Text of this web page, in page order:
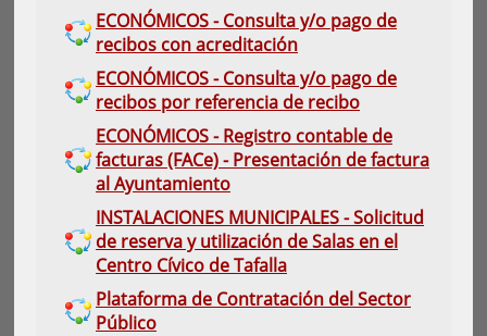
ECONÓMICOS - Consulta y/o pago de
recibos con acreditación
ECONÓMICOS - Consulta y/o pago de
recibos por referencia de recibo
ECONÓMICOS - Registro contable de
facturas (FACe) - Presentación de factura
al Ayuntamiento
INSTALACIONES MUNICIPALES - Solicitud
de reserva y utilización de Salas en el
Centro Cívico de Tafalla
Plataforma de Contratación del Sector
Público